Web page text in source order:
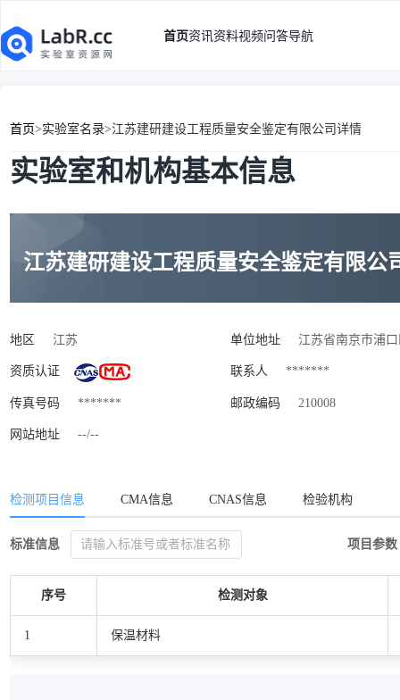
首页资讯资料视频问答导航
首页>实验室名录>江苏建研建设工程质量安全鉴定有限公司详情
实验室和机构基本信息
江苏建研建设工程质量安全鉴定有限公
地区 江苏 单位地址 江苏省南京市浦
资质认证 联系人 *******
传真号码 ******* 邮政编码 210008
网站地址 --/--
检测项目信息 CMA信息 CNAS信息 检验机构
标准信息 项目参数
序号 检测对象
1 保温材料